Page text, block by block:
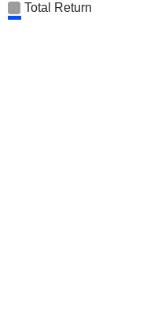
Total Return